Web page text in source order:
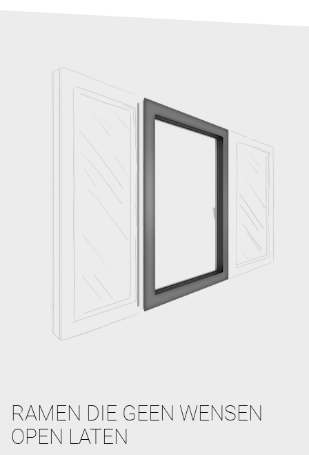
RAMEN DIE GEEN WENSEN
OPEN LATEN